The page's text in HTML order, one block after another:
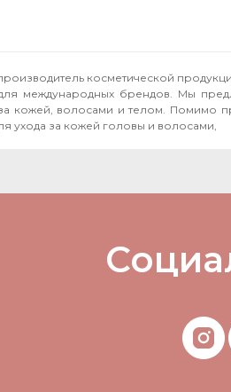
косметической
международных брендов. Мы
партнёров, мы развиваем собственные бренды, включая **Seboral** —
ухода за кожей головы и волосами,